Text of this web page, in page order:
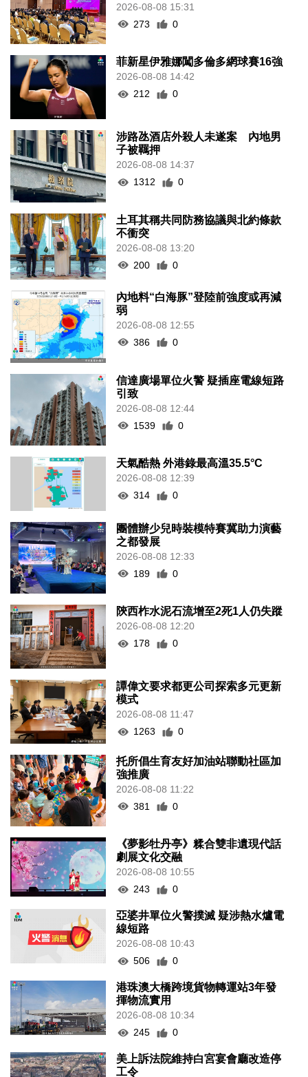
2026-08-08 15:31
273
0
菲新星伊雅娜闖多倫多網球賽16強
2026-08-08 14:42
212
0
涉路氹酒店外殺人未遂案 內地男
子被羈押
2026-08-08 14:37
1312
0
土耳其稱共同防務協議與北約條款
不衝突
2026-08-08 13:20
200
0
內地料“白海豚”登陸前強度或再減
弱
2026-08-08 12:55
386
0
信達廣場單位火警 疑插座電線短路
引致
2026-08-08 12:44
1539
0
天氣酷熱 外港錄最高溫35.5°C
2026-08-08 12:39
314
0
團體辦少兒時裝模特賽冀助力演藝
之都發展
2026-08-08 12:33
189
0
陝西柞水泥石流增至2死1人仍失蹤
2026-08-08 12:20
178
0
譚偉文要求都更公司探索多元更新
模式
2026-08-08 11:47
1263
0
托所倡生育友好加油站聯動社區加
強推廣
2026-08-08 11:22
381
0
《夢影牡丹亭》糅合雙非遺現代話
劇展文化交融
2026-08-08 10:55
243
0
亞婆井單位火警撲滅 疑涉熱水爐電
線短路
2026-08-08 10:43
506
0
港珠澳大橋跨境貨物轉運站3年發
揮物流實用
2026-08-08 10:34
245
0
美上訴法院維持白宮宴會廳改造停
工令